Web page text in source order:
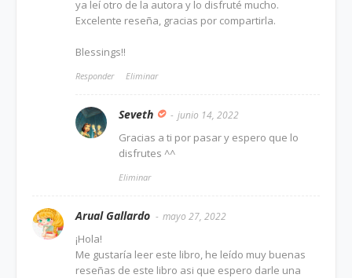
ya leí otro de la autora y lo disfruté mucho.
Excelente reseña, gracias por compartirla.
Blessings!!
Responder Eliminar
Seveth junio 14, 2022
Gracias a ti por pasar y espero que lo
disfrutes ^^
Eliminar
Arual Gallardo mayo 27, 2022
¡Hola!
Me gustaría leer este libro, he leído muy buenas
reseñas de este libro asi que espero darle una